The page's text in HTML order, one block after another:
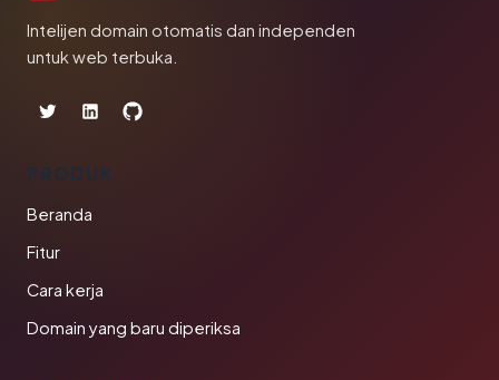
Intelijen domain otomatis dan independen
untuk web terbuka.
PRODUK
Beranda
Fitur
Cara kerja
Domain yang baru diperiksa